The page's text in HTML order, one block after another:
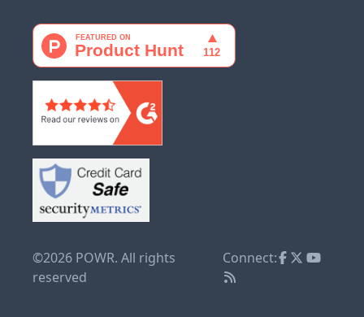
©2026 POWR. All rights
reserved
Connect: